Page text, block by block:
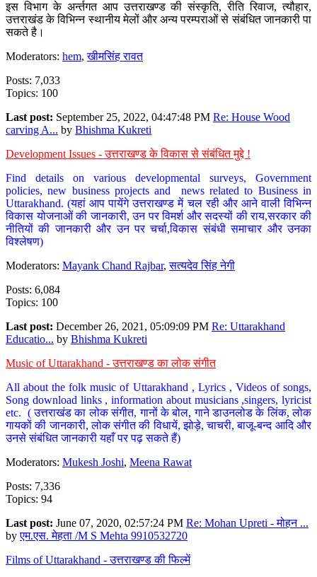
इस विभाग के अर्न्तगत आप उत्तराखण्ड की संस्कृति, रीति रिवाज, त्यौहार,
उत्तराखंड के विभिन्न स्थानीय मेलों और अन्य परम्पराओं से संबंधित जानकारी पा
सकते है।
Moderators: hem,खीमसिंह रावत
Posts: 7,033
Topics: 100
Last post: September 25, 2022, 04:47:48 PM Re: House Wood
carving A... by Bhishma Kukreti
Development Issues - उत्तराखण्ड के विकास से संबंधित मुद्दे !
Find details on various developmental surveys, Government
policies, new business projects and news related to Business in
Uttarakhand. (यहां आप पायेंगे उत्तराखण्ड में चल रही और आने वाली विभिन्न
विकास योजनाओं की जानकारी, उन पर विमर्श और सदस्यों की राय,सरकार की
नीतियों की जानकारी और उन पर चर्चा,विकास संबंधी समाचार और उनका
विश्लेषण)
Moderators: Mayank Chand Rajbar,सत्यदेव सिंह नेगी
Posts: 6,084
Topics: 100
Last post: December 26, 2021, 05:09:09 PM Re: Uttarakhand
Educatio... by Bhishma Kukreti
Music of Uttarakhand - उत्तराखण्ड का लोक संगीत
All about the folk music of Uttarakhand , Lyrics , Videos of songs,
Song download links , information about musicians ,singers, lyricist
etc. ( उत्तराखंड का लोक संगीत, गानों के बोल, गाने डाउनलोड के लिंक, लोक
गायकों की जानकारी, लोक संगीत की विधायें, झोड़े, चाचरी, बाजू-बन्द आदि और
उनसे संबंधित जानकारी यहाँ पर पढ़ सकते हैं)
Moderators: Mukesh Joshi, Meena Rawat
Posts: 7,336
Topics: 94
Last post: June 07, 2020, 02:57:24 PM Re: Mohan Upreti - मोहन ...
byएम.एस. मेहता /M S Mehta 9910532720
Films of Uttarakhand - उत्तराखण्ड की फिल्में